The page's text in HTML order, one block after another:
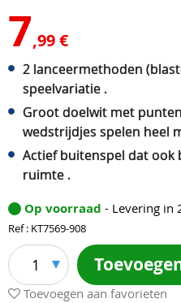
7,99 €
2 lanceermethoden
speelvariatie .
Groot doelwit met
wedstrijdjes spelen heel
Actief buitenspel dat
ruimte .
Op voorraad - Levering in
Ref : KT7569-908
1
Toevoegen aan favorieten